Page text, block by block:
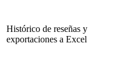
Histórico de reseñas y
exportaciones a Excel